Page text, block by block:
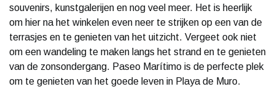
souvenirs, kunstgalerijen en nog veel meer. Het is heerlijk
om hier na het winkelen even neer te strijken op een van de
terrasjes en te genieten van het uitzicht. Vergeet ook niet
om een wandeling te maken langs het strand en te genieten
van de zonsondergang. Paseo Marítimo is de perfecte plek
om te genieten van het goede leven in Playa de Muro.